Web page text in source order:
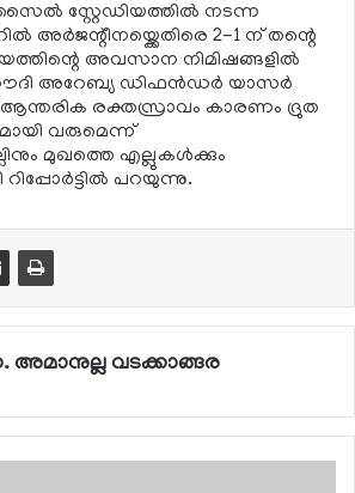
സ്റ്റേഡിയത്തില്‍ നടന്ന
അര്‍ജന്റീനയ്ക്കെതിരെ 2-1 ന് തന്റെ
അവസാന നിമിഷങ്ങളില്‍
സൗദി അറേബ്യ ഡിഫന്‍ഡര്‍ യാസര്‍
രക്തസ്രാവം കാരണം ദ്രുത
വരുമെന്ന്
മുഖത്തെ എല്ലുകള്‍ക്കും
പറയുന്നു.
വടക്കാങ്ങര